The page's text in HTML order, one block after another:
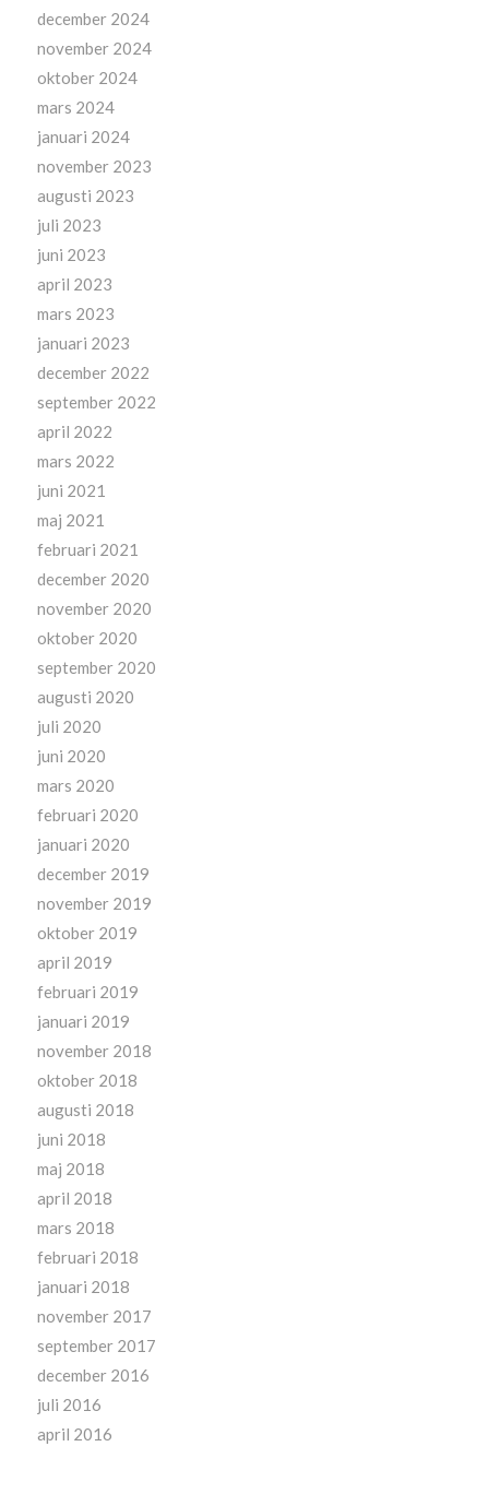
december 2024
november 2024
oktober 2024
mars 2024
januari 2024
november 2023
augusti 2023
juli 2023
juni 2023
april 2023
mars 2023
januari 2023
december 2022
september 2022
april 2022
mars 2022
juni 2021
maj 2021
februari 2021
december 2020
november 2020
oktober 2020
september 2020
augusti 2020
juli 2020
juni 2020
mars 2020
februari 2020
januari 2020
december 2019
november 2019
oktober 2019
april 2019
februari 2019
januari 2019
november 2018
oktober 2018
augusti 2018
juni 2018
maj 2018
april 2018
mars 2018
februari 2018
januari 2018
november 2017
september 2017
december 2016
juli 2016
april 2016